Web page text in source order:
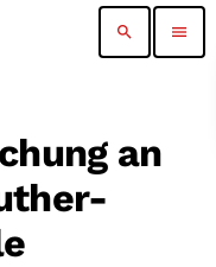
search menu
an